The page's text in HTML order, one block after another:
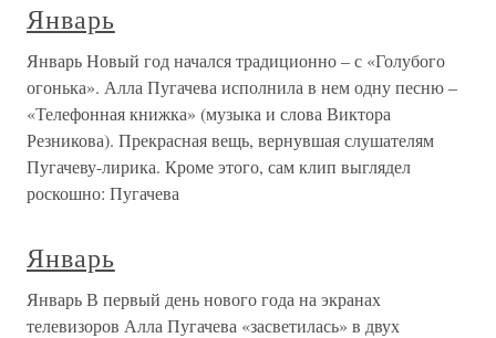
Январь
Январь Новый год начался традиционно – с «Голубого
огонька». Алла Пугачева исполнила в нем одну песню –
«Телефонная книжка» (музыка и слова Виктора
Резникова). Прекрасная вещь, вернувшая слушателям
Пугачеву-лирика. Кроме этого, сам клип выглядел
роскошно: Пугачева
Январь
Январь В первый день нового года на экранах
телевизоров Алла Пугачева «засветилась» в двух